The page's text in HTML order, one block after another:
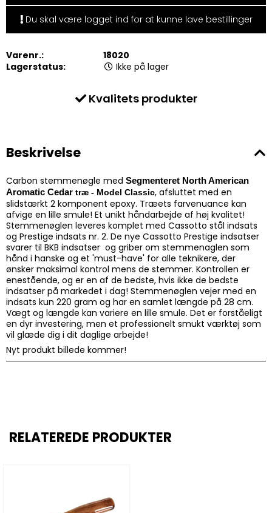
Du skal være logget ind for at kunne lave bestillinger
Varenr.:
18020
Lagerstatus:
Ikke på lager
Kvalitets produkter
Beskrivelse
Carbon stemmenøgle med Segmenteret North American
Aromatic Cedar træ - Model Classic, afsluttet med en
slidstærkt 2 komponent epoxy. Træets farvenuance kan
afvige en lille smule! Et unikt håndarbejde af høj kvalitet!
Stemmenøglen leveres komplet med Cassotto stål indsats
og Prestige indsats nr. 2. De nye Cassotto Prestige indsatser
svarer til BKB indsatser og griber om stemmenaglen som
hånd i hanske og et 'must-have' for alle teknikere, der
ønsker maksimal kontrol mens de stemmer. Kontrollen er
enestående, og er en af de bedste, hvis ikke de bedste
indsatser på markedet i dag! Stemmenøglen vejer med en
indsats kun 220 gram og har en samlet længde på 28 cm.
Vægt og længde kan variere en lille smule. Det er forståeligt
en dyr investering, men et professionelt smukt værktøj som
vil glæde dig i dit daglige arbejde!
Nyt produkt billede kommer!
RELATEREDE PRODUKTER